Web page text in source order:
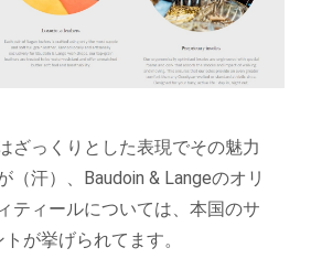
ざっくりとした表現でその魅力
（汗）、Baudoin & Langeのオリ
ティールについては、本国のサ
が挙げられてます。